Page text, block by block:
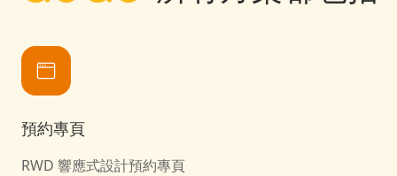
預約專頁
RWD 響應式設計預約專頁